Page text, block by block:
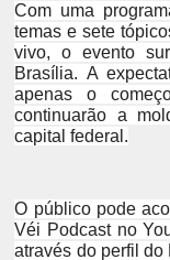
Com uma
temas e sete
vivo, o evento
Brasília. A
apenas o
continuarão a
capital federal.
O público pode
Véi Podcast no
através do perfil do